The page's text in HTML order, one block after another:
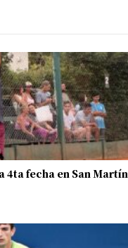
4ta fecha en San Martín